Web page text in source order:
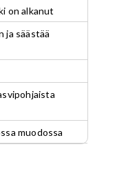
on alkanut
ja säästää
muodossa